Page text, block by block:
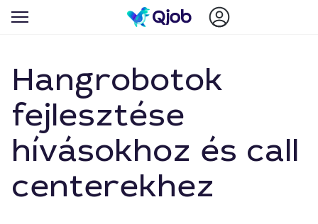
Hangrobotok
fejlesztése
hívásokhoz és call
centerekhez